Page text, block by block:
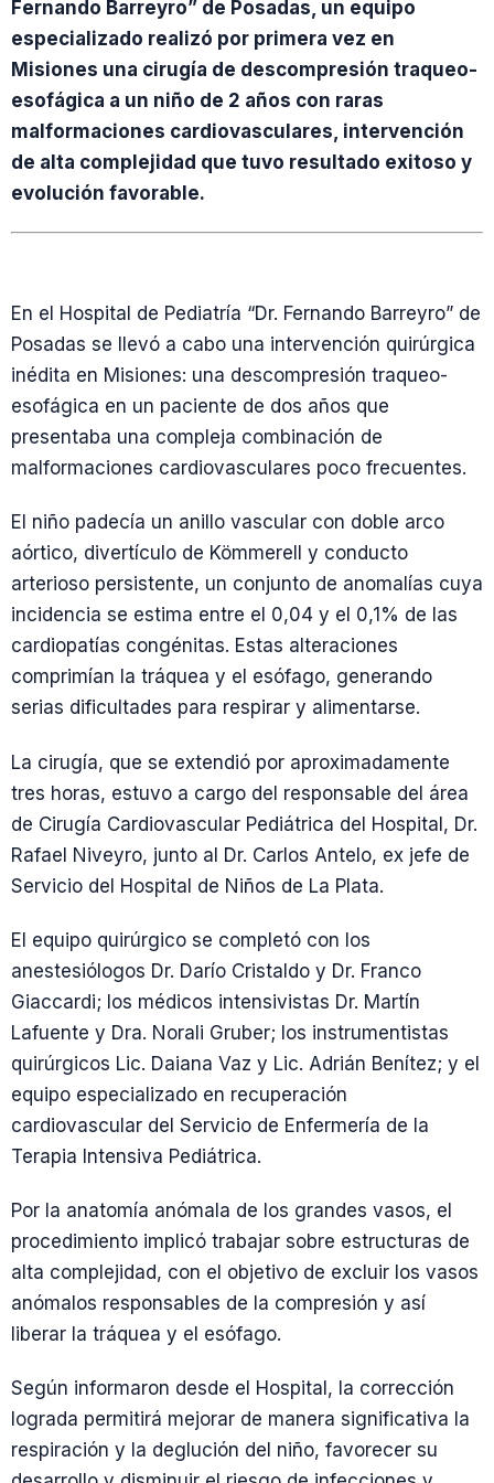
Fernando Barreyro” de Posadas, un equipo
especializado realizó por primera vez en
Misiones una cirugía de descompresión traqueo-
esofágica a un niño de 2 años con raras
malformaciones cardiovasculares, intervención
de alta complejidad que tuvo resultado exitoso y
evolución favorable.
En el Hospital de Pediatría “Dr. Fernando Barreyro” de
Posadas se llevó a cabo una intervención quirúrgica
inédita en Misiones: una descompresión traqueo-
esofágica en un paciente de dos años que
presentaba una compleja combinación de
malformaciones cardiovasculares poco frecuentes.
El niño padecía un anillo vascular con doble arco
aórtico, divertículo de Kömmerell y conducto
arterioso persistente, un conjunto de anomalías cuya
incidencia se estima entre el 0,04 y el 0,1% de las
cardiopatías congénitas. Estas alteraciones
comprimían la tráquea y el esófago, generando
serias dificultades para respirar y alimentarse.
La cirugía, que se extendió por aproximadamente
tres horas, estuvo a cargo del responsable del área
de Cirugía Cardiovascular Pediátrica del Hospital, Dr.
Rafael Niveyro, junto al Dr. Carlos Antelo, ex jefe de
Servicio del Hospital de Niños de La Plata.
El equipo quirúrgico se completó con los
anestesiólogos Dr. Darío Cristaldo y Dr. Franco
Giaccardi; los médicos intensivistas Dr. Martín
Lafuente y Dra. Norali Gruber; los instrumentistas
quirúrgicos Lic. Daiana Vaz y Lic. Adrián Benítez; y el
equipo especializado en recuperación
cardiovascular del Servicio de Enfermería de la
Terapia Intensiva Pediátrica.
Por la anatomía anómala de los grandes vasos, el
procedimiento implicó trabajar sobre estructuras de
alta complejidad, con el objetivo de excluir los vasos
anómalos responsables de la compresión y así
liberar la tráquea y el esófago.
Según informaron desde el Hospital, la corrección
lograda permitirá mejorar de manera significativa la
respiración y la deglución del niño, favorecer su